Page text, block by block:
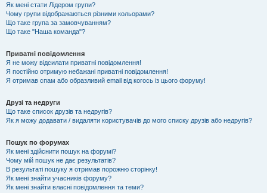
Як мені стати Лідером групи?
Чому групи відображаються різними кольорами?
Що таке група за замовчуванням?
Що таке "Наша команда"?
Приватні повідомлення
Я не можу відсилати приватні повідомлення!
Я постійно отримую небажані приватні повідомлення!
Я отримав спам або образливий email від когось із цього форуму!
Друзі та недруги
Що таке список друзів та недругів?
Як я можу додавати / видаляти користувачів до мого списку друзів або недругів?
Пошук по форумах
Як мені здійснити пошук на форумі?
Чому мій пошук не дає результатів?
В результаті пошуку я отримав порожню сторінку!
Як мені знайти учасників форуму?
Як мені знайти власні повідомлення та теми?